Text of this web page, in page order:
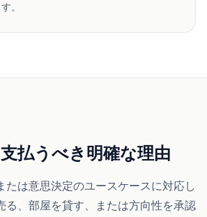
。
払うべき明確な理由
たは意思決定のユースケースに対応し
る、部屋を貸す、または方向性を承認